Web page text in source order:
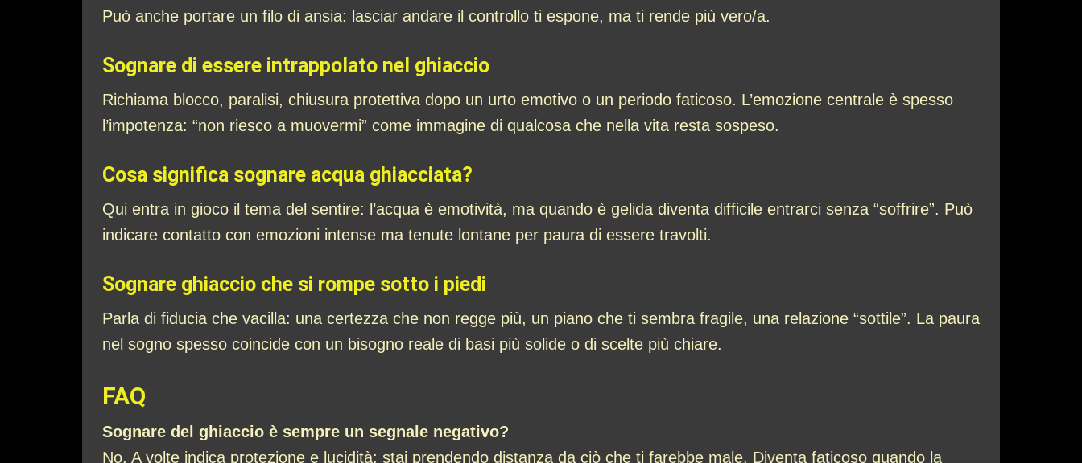
Può anche portare un filo di ansia: lasciar andare il controllo ti espone, ma ti rende più vero/a.
Sognare di essere intrappolato nel ghiaccio
Richiama blocco, paralisi, chiusura protettiva dopo un urto emotivo o un periodo faticoso. L’emozione centrale è spesso
l’impotenza: “non riesco a muovermi” come immagine di qualcosa che nella vita resta sospeso.
Cosa significa sognare acqua ghiacciata?
Qui entra in gioco il tema del sentire: l’acqua è emotività, ma quando è gelida diventa difficile entrarci senza “soffrire”. Può
indicare contatto con emozioni intense ma tenute lontane per paura di essere travolti.
Sognare ghiaccio che si rompe sotto i piedi
Parla di fiducia che vacilla: una certezza che non regge più, un piano che ti sembra fragile, una relazione “sottile”. La paura
nel sogno spesso coincide con un bisogno reale di basi più solide o di scelte più chiare.
FAQ
Sognare del ghiaccio è sempre un segnale negativo?
No. A volte indica protezione e lucidità: stai prendendo distanza da ciò che ti farebbe male. Diventa faticoso quando la